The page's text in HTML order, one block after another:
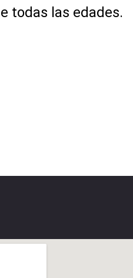
todas las edades.